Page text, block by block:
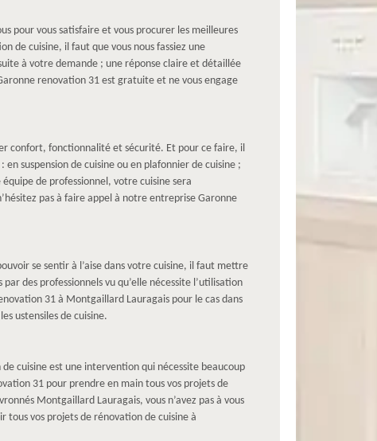
pour vous satisfaire et vous procurer les meilleures
de cuisine, il faut que vous nous fassiez une
à votre demande ; une réponse claire et détaillée
renovation 31 est gratuite et ne vous engage
confort, fonctionnalité et sécurité. Et pour ce faire, il
suspension de cuisine ou en plafonnier de cuisine ;
de professionnel, votre cuisine sera
pas à faire appel à notre entreprise Garonne
se sentir à l’aise dans votre cuisine, il faut mettre
des professionnels vu qu’elle nécessite l’utilisation
31 à Montgaillard Lauragais pour le cas dans
ustensiles de cuisine.
cuisine est une intervention qui nécessite beaucoup
31 pour prendre en main tous vos projets de
Montgaillard Lauragais, vous n’avez pas à vous
vos projets de rénovation de cuisine à